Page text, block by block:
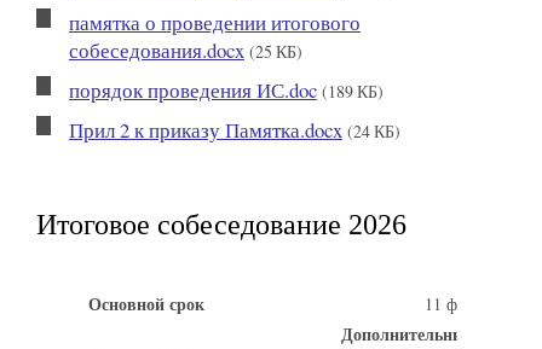
памятка о проведении итогового
собеседования.docx (25 КБ)
порядок проведения ИС.doc (189 КБ)
Прил 2 к приказу Памятка.docx (24 КБ)
Итоговое собеседование 2026
Основной срок 11 февраля 2026
Дополнительные сроки